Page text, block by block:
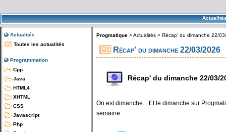
Actualités
Toutes les actualités
Programmation
Cpp
Java
HTML4
XHTML
CSS
Javascript
Php
Progmatique >Actualités > Récap' du dimanche 22/
Récap' du dimanche 22/03/2026
Récap' du dimanche 22/03/
On est dimanche... Et le dimanche sur
semaine.